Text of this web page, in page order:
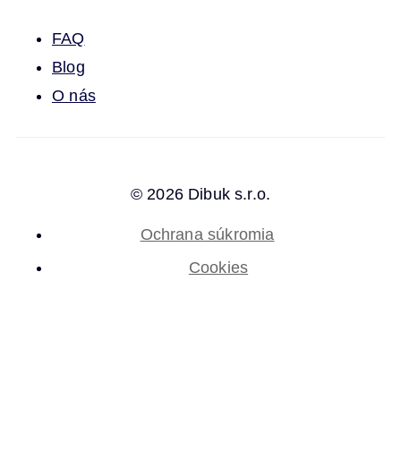
FAQ
Blog
O nás
© 2026 Dibuk s.r.o.
Ochrana súkromia
Cookies